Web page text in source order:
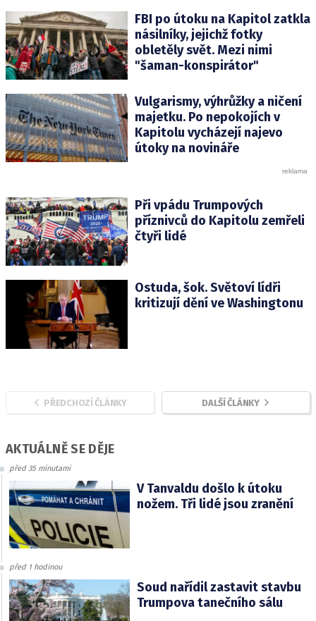
FBI po útoku na Kapitol zatkla
násilníky, jejichž fotky
obletěly svět. Mezi nimi
"šaman-konspirátor"
Vulgarismy, výhrůžky a ničení
majetku. Po nepokojích v
Kapitolu vycházejí najevo
útoky na novináře
Při vpádu Trumpových
příznivců do Kapitolu zemřeli
čtyři lidé
Ostuda, šok. Světoví lídři
kritizují dění ve Washingtonu
PŘEDCHOZÍ ČLÁNKY DALŠÍ ČLÁNKY
AKTUÁLNĚ SE DĚJE
před 35 minutami
V Tanvaldu došlo k útoku
nožem. Tři lidé jsou zranění
před 1 hodinou
Soud nařídil zastavit stavbu
Trumpova tanečního sálu